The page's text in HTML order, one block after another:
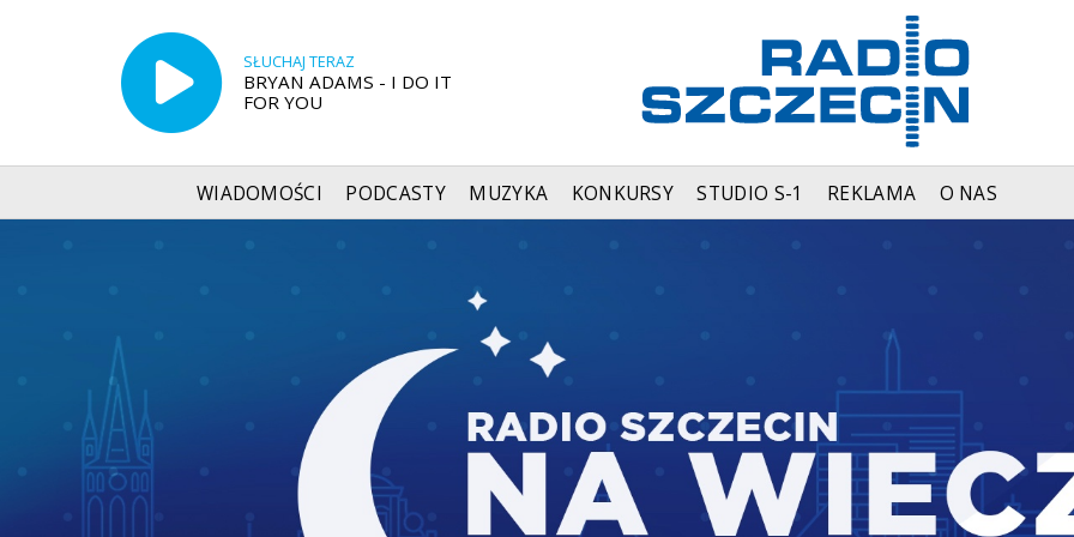
SŁUCHAJ TERAZ
BRYAN ADAMS - I DO IT
FOR YOU
WIADOMOŚCI PODCASTY MUZYKA KONKURSY STUDIO S-1 REKLAMA O NAS